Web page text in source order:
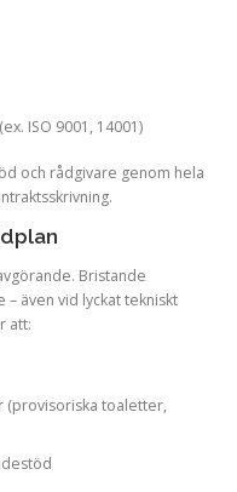
ISO 9001, 14001)
och rådgivare genom hela
Bristande
även vid lyckat tekniskt
att:
(provisoriska toaletter,